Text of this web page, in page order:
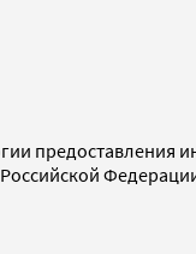
предоставления